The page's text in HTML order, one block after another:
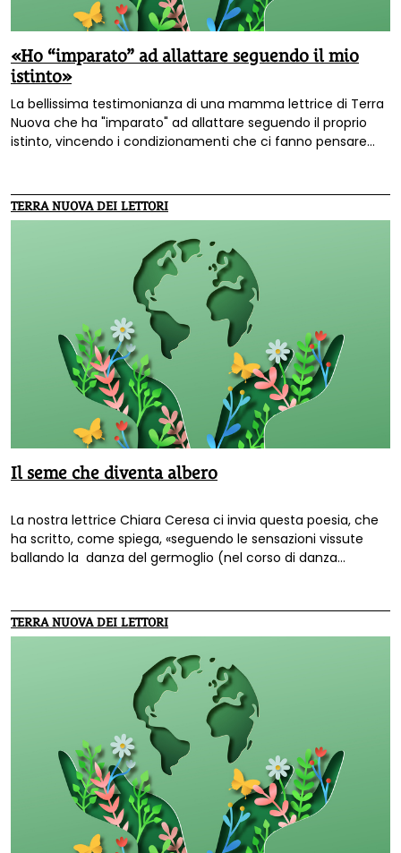
«Ho “imparato” ad allattare seguendo il mio
istinto»
La bellissima testimonianza di una mamma lettrice di Terra
Nuova che ha "imparato" ad allattare seguendo il proprio
istinto, vincendo i condizionamenti che ci fanno pensare
TERRA NUOVA DEI LETTORI
Il seme che diventa albero
La nostra lettrice Chiara Ceresa ci invia questa poesia, che
ha scritto, come spiega, «seguendo le sensazioni vissute
ballando la danza del germoglio (nel corso di danza
albero al saggio di fine corso ed è stata un'emozione
incredibile».
TERRA NUOVA DEI LETTORI